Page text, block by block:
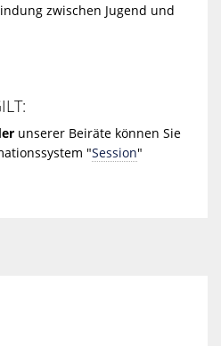
zwischen Jugend und
unserer Beiräte können Sie
"Session"